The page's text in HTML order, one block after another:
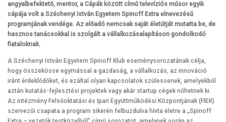
angyalbefektető, mentor, a Cápák között című televíziós műsor egyik
cápája volt a Széchenyi István Egyetem Spinoff Extra elnevezésű
programjának vendége. Az előadó nemcsak saját életútját mutatta be, de
hasznos tanácsokkal is szolgált a vállalkozásalapításon gondolkodó
fiataloknak.
A Széchenyi István Egyetem Spinoff Klub eseménysorozatának célja,
hogy összekösse egymással a gazdaság, a vállalkozás, az innováció
iránt érdeklődőket, és ezáltal olyan kapcsolatok szülessenek, amelyekből
aztán kutatás-fejlesztési projektek vagy akár startup cégek nőhetnek ki.
Az intézmény Felsőoktatási és Ipari Együttműködési Központjának (FIEK)
szervezői csapata a program sikerén felbuzdulva hívta életre a „Spinoff